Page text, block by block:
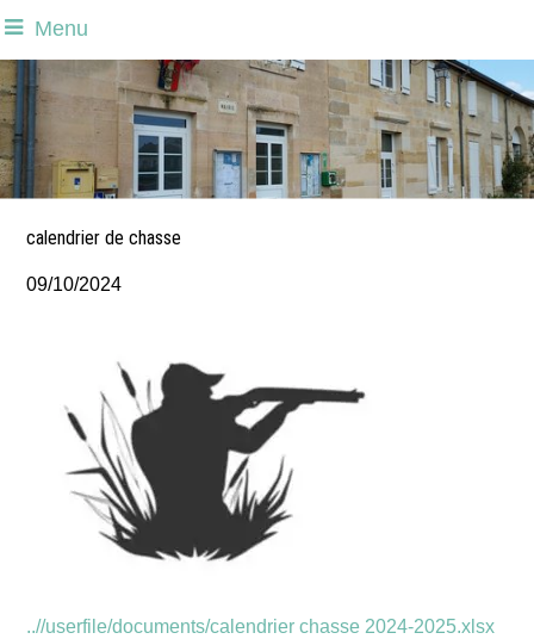
Menu
calendrier de chasse
09/10/2024
..//userfile/documents/calendrier chasse 2024-2025.xlsx